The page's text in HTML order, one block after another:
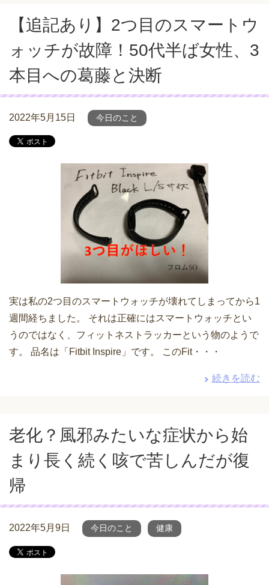
【追記あり】2つ目のスマートウ
ォッチが故障！50代半ば女性、3
本目への葛藤と決断
2022年5月15日 今日のこと
実は私の2つ目のスマートウォッチが壊れてしまってから1
週間経ちました。 それは正確にはスマートウォッチとい
うのではなく、フィットネストラッカーという物のようで
す。 品名は「Fitbit Inspire」です。 このFit・・・
続きを読む
老化？風邪みたいな症状から始
まり長く続く咳で苦しんだが復
帰
2022年5月9日 今日のこと 健康